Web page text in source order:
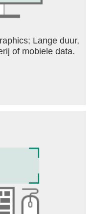
Lange duur,
of mobiele data.